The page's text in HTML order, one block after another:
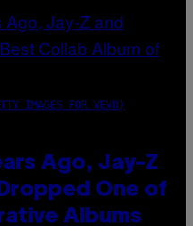
IMAGES FOR VEVO)
Ago, Jay-Z
One of
Albums